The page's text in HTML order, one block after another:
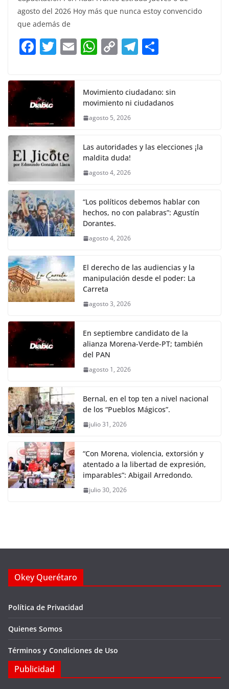
c
e
b
o
k
itt
er
ai at
A
p
p
Li
n
e
a
m
ar
e
agosto del 2026 Hoy más que nunca estoy convencido
que además de
F
c
e
b
o
o
k
T
itt
er
E W
s
A
p
C
y
Li
k
T
gr
a
e
Movimiento ciudadano: sin
movimiento ni ciudadanos
agosto 5, 2026
Las autoridades y las elecciones ¡la
maldita duda!
agosto 4, 2026
“Los políticos debemos hablar con
hechos, no con palabras”: Agustín
Dorantes.
agosto 4, 2026
El derecho de las audiencias y la
manipulación desde el poder: La
Carreta
agosto 3, 2026
En septiembre candidato de la
alianza Morena-Verde-PT; también
del PAN
agosto 1, 2026
Bernal, en el top ten a nivel nacional
de los “Pueblos Mágicos”.
julio 31, 2026
“Con Morena, violencia, extorsión y
atentado a la libertad de expresión,
imparables”: Abigail Arredondo.
julio 30, 2026
Okey Querétaro
Política de Privacidad
Quienes Somos
Términos y Condiciones de Uso
Publicidad